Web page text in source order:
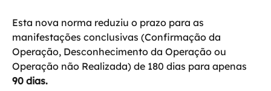
Esta nova norma reduziu o prazo para as
manifestações conclusivas (Confirmação da
Operação, Desconhecimento da Operação ou
Operação não Realizada) de 180 dias para apenas
90 dias.